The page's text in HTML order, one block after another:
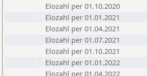
Elozahl per 01.10.2020
Elozahl per 01.01.2021
Elozahl per 01.04.2021
Elozahl per 01.07.2021
Elozahl per 01.10.2021
Elozahl per 01.01.2022
Elozahl per 01.04.2022